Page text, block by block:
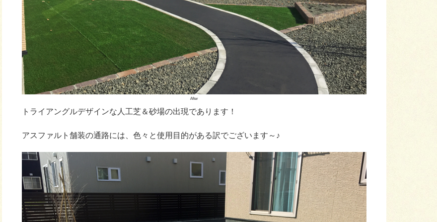
After
トライアングルデザインな人工芝＆砂場の出現であります！
アスファルト舗装の通路には、色々と使用目的がある訳でございます～♪